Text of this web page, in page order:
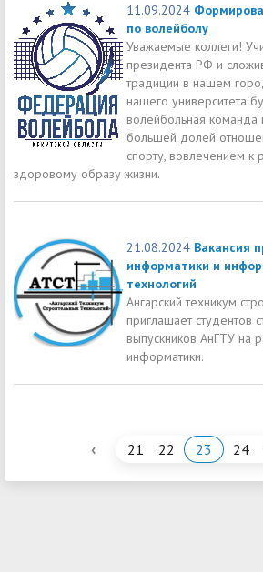
11.09.2024
по волейболу
Уважаемые коллеги!
президента РФ и
традиции в нашем
нашего университета
волейбольная
большей долей
спорту, вовлечением к
здоровому образу жизни.
21.08.2024 Вакансия
информатики и
технологий
Ангарский техникум
приглашает студентов
выпускников АнГТУ нa
информатики.
‹ 21 22 23 24